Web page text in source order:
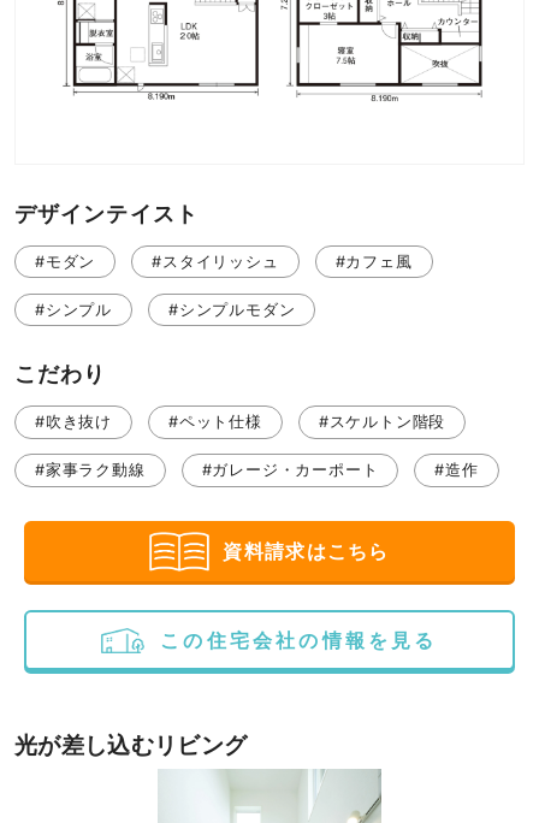
デザインテイスト
#モダン #スタイリッシュ #カフェ風
#シンプル #シンプルモダン
こだわり
#吹き抜け #ペット仕様 #スケルトン階段
#家事ラク動線 #ガレージ・カーポート #造作
資料請求はこちら
この住宅会社の情報を見る
光が差し込むリビング